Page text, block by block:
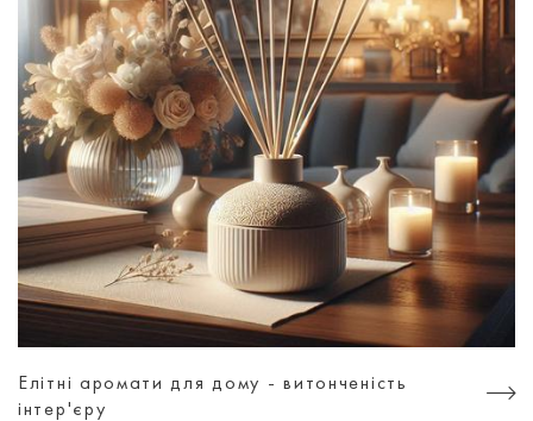
Елітні аромати для дому - витонченість
інтер'єру